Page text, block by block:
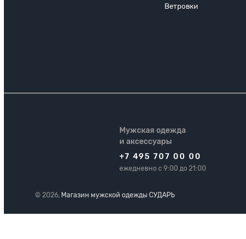
Ветровки
Мужская одежда
и аксессуары
+7 495 707 00 00
ежедневно с 9:00 до 21:00
© 2026, Магазин мужской одежды СУДАРЬ